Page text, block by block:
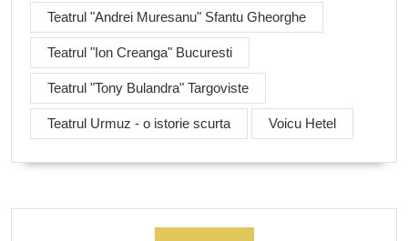
Teatrul "Andrei Muresanu" Sfantu Gheorghe
Teatrul "Ion Creanga" Bucuresti
Teatrul "Tony Bulandra" Targoviste
Teatrul Urmuz - o istorie scurta Voicu Hetel